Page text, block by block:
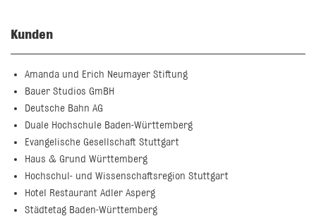
Kunden
Amanda und Erich Neumayer Stiftung
Bauer Studios GmBH
Deutsche Bahn AG
Duale Hochschule Baden-Württemberg
Evangelische Gesellschaft Stuttgart
Haus & Grund Württemberg
Hochschul- und Wissenschaftsregion Stuttgart
Hotel Restaurant Adler Asperg
Städtetag Baden-Württemberg